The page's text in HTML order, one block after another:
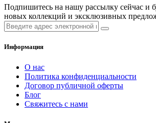
Подпишитесь на нашу рассылку сейчас и
новых коллекций и эксклюзивных
Информация
О нас
Политика конфиденциальности
Договор публичной оферты
Блог
Свяжитесь с нами